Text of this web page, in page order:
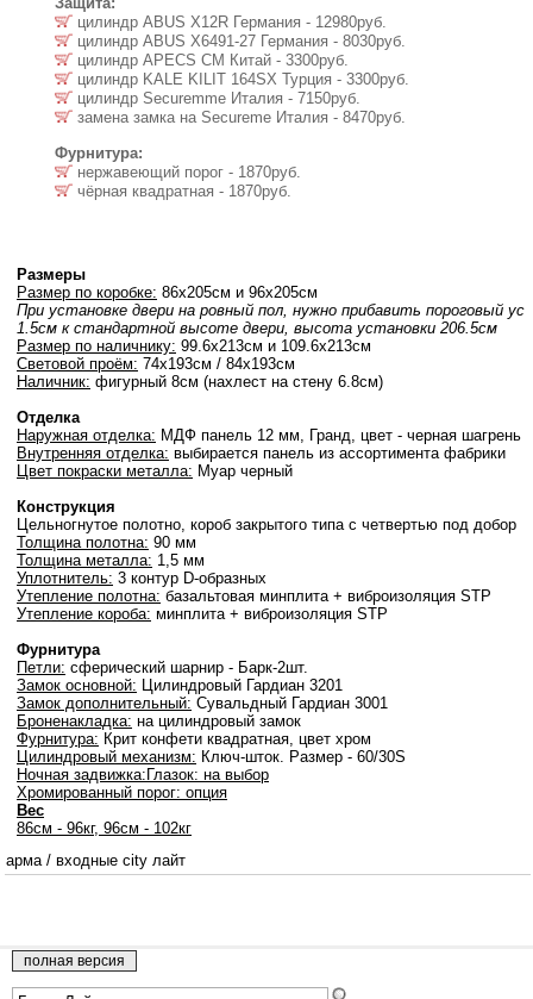
цилиндр ABUS Х12R Германия - 12980руб.
цилиндр ABUS X6491-27 Германия - 8030руб.
цилиндр APECS CM Китай - 3300руб.
цилиндр KALE KILIT 164SX Турция - 3300руб.
цилиндр Securemme Италия - 7150руб.
замена замка на Secureme Италия - 8470руб.
Фурнитура:
нержавеющий порог - 1870руб.
чёрная квадратная - 1870руб.
Размеры
Размер по коробке: 86х205cм и 96х205cм
При установке двери на ровный пол, нужно прибавить пороговый ус
1.5cм к стандартной высоте двери, высота установки 206.5cм
Размер по наличнику: 99.6х213cм и 109.6х213cм
Световой проём: 74х193cм / 84х193cм
Наличник: фигурный 8см (нахлест на стену 6.8см)
Отделка
Наружная отделка: МДФ панель 12 мм, Гранд, цвет - черная шагрень
Внутренняя отделка: выбирается панель из ассортимента фабрики
Цвет покраски металла: Муар черный
Конструкция
Цельногнутое полотно, короб закрытого типа с четвертью под добор
Толщина полотна: 90 мм
Толщина металла: 1,5 мм
Уплотнитель: 3 контур D-образных
Утепление полотна: базальтовая минплита + виброизоляция STP
Утепление короба: минплита + виброизоляция STP
Фурнитура
Петли: cферический шарнир - Барк-2шт.
Замок основной: Цилиндровый Гардиан 3201
Замок дополнительный: Сувальдный Гардиан 3001
Броненакладка: на цилиндровый замок
Фурнитура: Крит конфети квадратная, цвет хром
Цилиндровый механизм: Ключ-шток. Размер - 60/30S
Ночная задвижка: Глазок: на выбор
Хромированный порог: опция
Вес
86см - 96кг, 96см - 102кг
арма/ входные city лайт